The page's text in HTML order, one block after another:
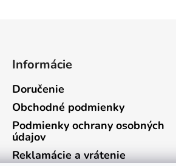
Informácie
Doručenie
Obchodné podmienky
Podmienky ochrany osobných
údajov
Reklamácie a vrátenie